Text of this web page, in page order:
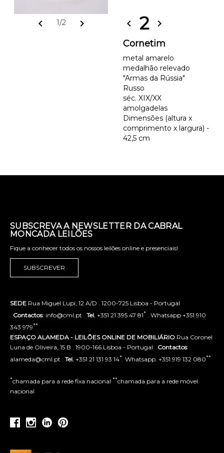
chevron_left 1/2 chevron_right chevron_left 2 chevron_right
Cornetim
metal amarelo
medalhão relevado
"Armas da Rússia"
Russo
séc. XIX/XX
amolgadelas
Dimensões (altura x
comprimento x largura) -
42,5 cm
SUBSCREVA A NEWSLETTER DA CABRAL
MONCADA LEILÕES
Fique a conhecer todos os nossos leilões online e presenciais!
SUBSCREVER
SEDE Rua Miguel Lupi, 12 A/D . 1200-725 Lisboa - Portugal
Contactos: info@cml.pt . Tel. +351 21 395 47 81* . Whatsapp +351 910
343 979**
ESPAÇO ALAMEDA - LEILÕES ONLINE DE MOBILIÁRIO Rua Coronel
Luna de Oliveira, 15 B . 1900-166 Lisboa - Portugal . Contactos:
alameda@cml.pt . Tel. +351 21 131 93 14* . Whatsapp. +351 919 132 080**
*chamada para a rede fixa nacional **chamada para a rede móvel
nacional